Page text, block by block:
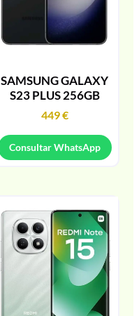
SAMSUNG GALAXY
S23 PLUS 256GB
449€
Consultar WhatsApp